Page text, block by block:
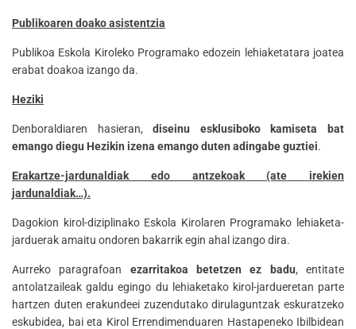
Publikoaren doako asistentzia
Publikoa Eskola Kiroleko Programako edozein lehiaketatara joatea
erabat doakoa izango da.
Heziki
Denboraldiaren hasieran,diseinu esklusiboko kamiseta bat
emango diegu Hezikin izena emango duten adingabe guztiei.
Erakartze-jardunaldiak edo antzekoak (ate irekien
jardunaldiak…).
Dagokion kirol-diziplinako Eskola Kirolaren Programako lehiaketa-
jarduerak amaitu ondoren bakarrik egin ahal izango dira.
Aurreko paragrafoan ezarritakoa betetzen ez badu, entitate
antolatzaileak galdu egingo du lehiaketako kirol-jardueretan parte
hartzen duten erakundeei zuzendutako dirulaguntzak eskuratzeko
eskubidea, bai eta Kirol Errendimenduaren Hastapeneko Ibilbidean